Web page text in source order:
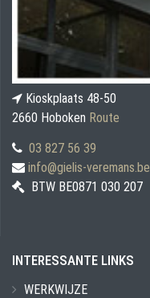
Kioskplaats 48-50
2660 Hoboken Route
03 827 56 39
info@gielis-veremans.be
BTW BE0871 030 207
INTERESSANTE LINKS
WERKWIJZE